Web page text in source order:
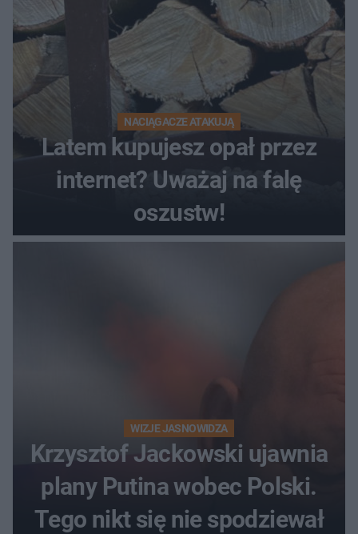
NACIĄGACZE ATAKUJĄ
Latem kupujesz opał przez
internet? Uważaj na falę
oszustw!
WIZJE JASNOWIDZA
Krzysztof Jackowski ujawnia
plany Putina wobec Polski.
Tego nikt się nie spodziewał